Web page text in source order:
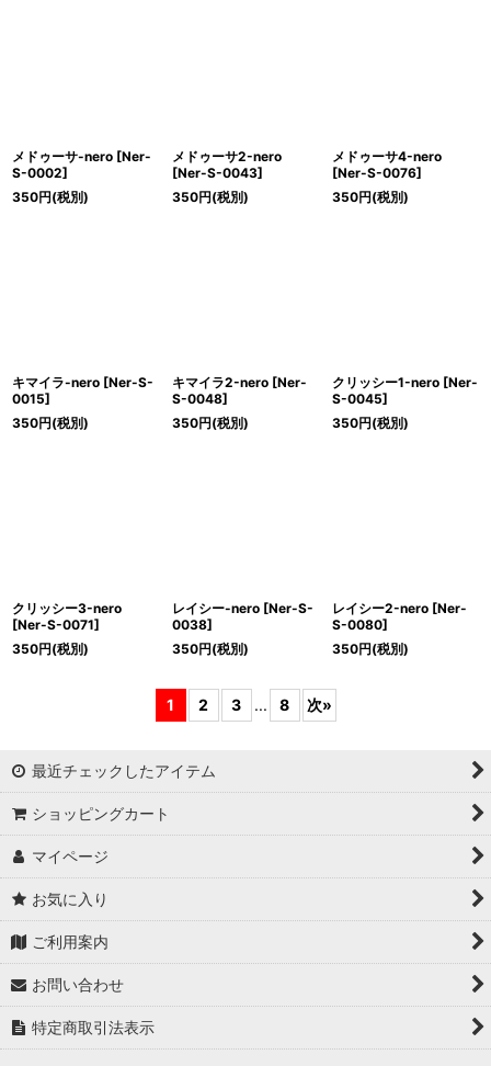
メドゥーサ-nero [Ner-
S-0002]
350円(税別)
メドゥーサ2-nero
[Ner-S-0043]
350円(税別)
メドゥーサ4-nero
[Ner-S-0076]
350円(税別)
キマイラ-nero [Ner-S-
0015]
350円(税別)
キマイラ2-nero [Ner-
S-0048]
350円(税別)
クリッシー1-nero [Ner-
S-0045]
350円(税別)
クリッシー3-nero
[Ner-S-0071]
350円(税別)
レイシー-nero [Ner-S-
0038]
350円(税別)
レイシー2-nero [Ner-
S-0080]
350円(税別)
1 2 3 ... 8 次»
最近チェックしたアイテム
ショッピングカート
マイページ
お気に入り
ご利用案内
お問い合わせ
特定商取引法表示